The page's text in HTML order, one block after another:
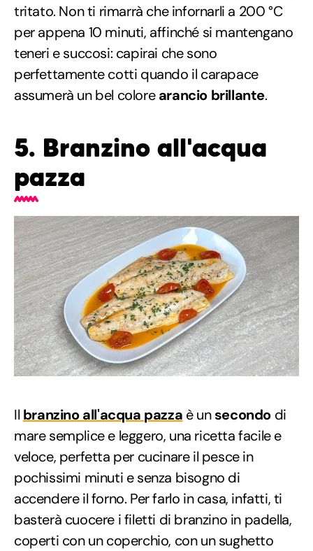
tritato. Non ti rimarrà che infornarli a 200 °C
per appena 10 minuti, affinché si mantengano
teneri e succosi: capirai che sono
perfettamente cotti quando il carapace
assumerà un bel colorearancio brillante.
5. Branzino all'acqua
pazza
Il branzino all'acqua pazza è unsecondo di
mare semplice e leggero, una ricetta facile e
veloce, perfetta per cucinare il pesce in
pochissimi minuti e senza bisogno di
accendere il forno. Per farlo in casa, infatti, ti
basterà cuocere i filetti di branzino in padella,
coperti con un coperchio, con un sughetto